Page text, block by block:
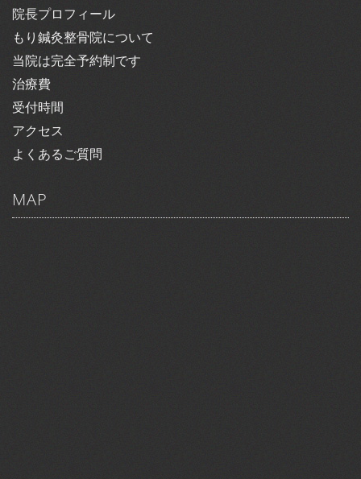
院長プロフィール
もり鍼灸整骨院について
当院は完全予約制です
治療費
受付時間
アクセス
よくあるご質問
MAP